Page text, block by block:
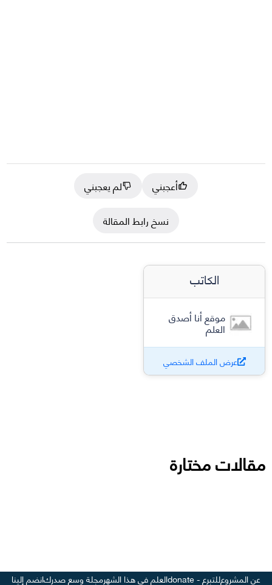
أعجبني
لم يعجبني
نسخ رابط المقالة
الكاتب
موقع أنا أصدق
العلم
عرض الملف الشخصي
مقالات مختارة
عن المشروعللتبرع - donate العلم في هذا الشهرمجلة وسع صدركانضم إلينا